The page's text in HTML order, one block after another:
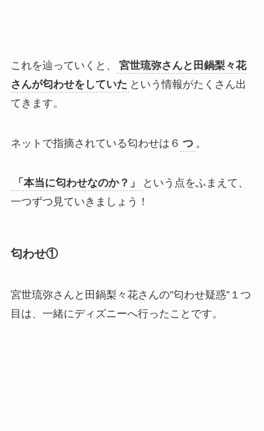
これを辿っていくと、
宮世琉弥さんと田鍋梨々花
さんが匂わせをしていた という情報がたくさん出
てきます。
ネットで指摘されている匂わせは６ つ 。
「本当に匂わせなのか？」
という点をふまえて、
一つずつ見ていきましょう！
匂わせ①
宮世琉弥さんと田鍋梨々花さんの”匂わせ疑惑”１つ
目は、 一緒にディズニーへ行ったこと です。